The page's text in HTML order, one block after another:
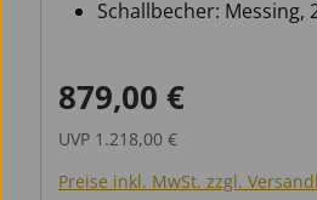
Schallbecher: Messing,
Verkaufspreis:
879,00 €
UVP 1.218,00 €
Preise inkl. MwSt. zzgl.